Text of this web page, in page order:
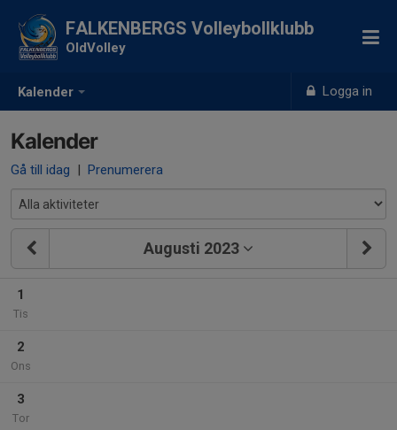
Kalender Logga in
FALKENBERGS Volleybollklubb
OldVolley
Kalender
Gå till idag | Prenumerera
Augusti 2023
1
Tis
2
Ons
3
Tor